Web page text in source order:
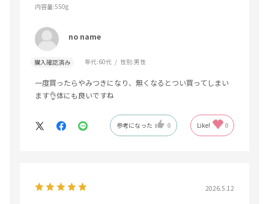
内容量:550g
no name
購入確認済み 年代:60代 性別:男性
一度買ったらやみつきになり、無くなるとつい買ってしまい
ます👌体にも良いですね
参考になった 0 Like! 0
2026.5.12